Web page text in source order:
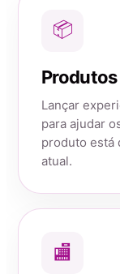
📦
Lançar
para ajudar
produto está
atual.
🏬